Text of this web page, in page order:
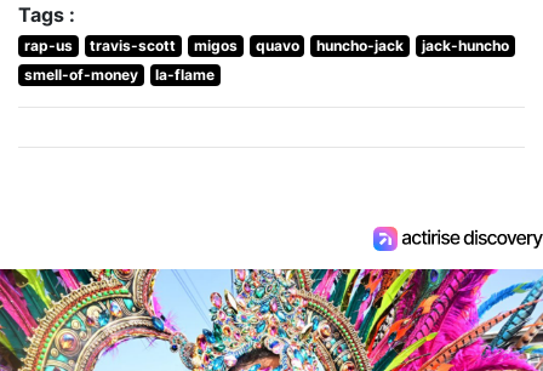
Tags :
rap-us travis-scott migos quavo huncho-jack
jack-huncho
smell-of-money
la-flame